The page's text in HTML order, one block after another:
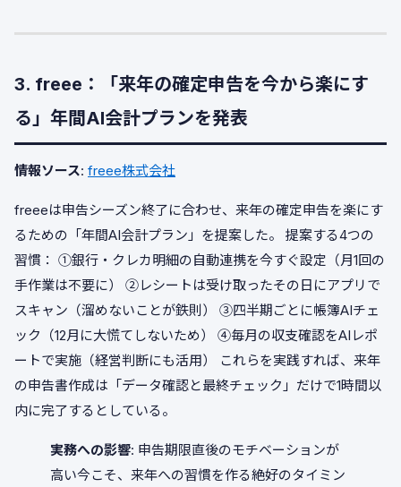
3. freee：「来年の確定申告を今から楽にす
る」年間AI会計プランを発表
情報ソース: freee株式会社
freeeは申告シーズン終了に合わせ、来年の確定申告を楽にす
るための「年間AI会計プラン」を提案した。 提案する4つの
習慣： ①銀行・クレカ明細の自動連携を今すぐ設定（月1回の
手作業は不要に） ②レシートは受け取ったその日にアプリで
スキャン（溜めないことが鉄則） ③四半期ごとに帳簿AIチェ
ック（12月に大慌てしないため） ④毎月の収支確認をAIレポ
ートで実施（経営判断にも活用） これらを実践すれば、来年
の申告書作成は「データ確認と最終チェック」だけで1時間以
内に完了するとしている。
実務への影響: 申告期限直後のモチベーションが
高い今こそ、来年への習慣を作る絶好のタイミン